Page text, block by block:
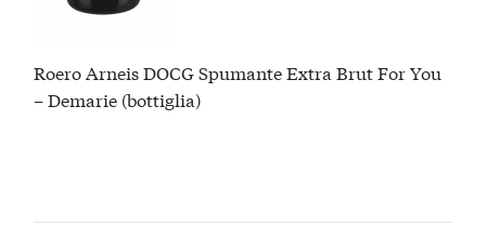
Roero Arneis DOCG Spumante Extra Brut For You
– Demarie (bottiglia)